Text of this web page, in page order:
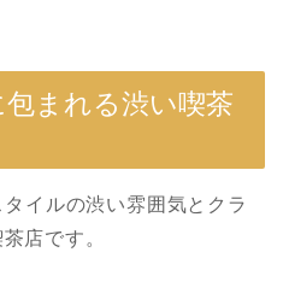
まれる渋い喫茶
イルの渋い雰囲気とクラ
店です。